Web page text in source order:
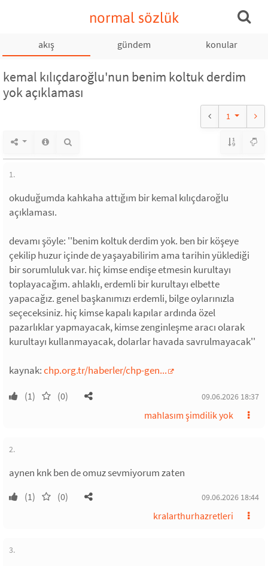
normal sözlük
akış gündem konular
kemal kılıçdaroğlu'nun benim koltuk derdim
yok açıklaması
1
1.
okuduğumda kahkaha attığım bir kemal kılıçdaroğlu
açıklaması.
devamı şöyle: ''benim koltuk derdim yok. ben bir köşeye
çekilip huzur içinde de yaşayabilirim ama tarihin yüklediği
bir sorumluluk var. hiç kimse endişe etmesin kurultayı
toplayacağım. ahlaklı, erdemli bir kurultayı elbette
yapacağız. genel başkanımızı erdemli, bilge oylarınızla
seçeceksiniz. hiç kimse kapalı kapılar ardında özel
pazarlıklar yapmayacak, kimse zenginleşme aracı olarak
kurultayı kullanmayacak, dolarlar havada savrulmayacak''
kaynak:chp.org.tr/haberler/chp-gen...
(1) (0) 09.06.2026 18:37
mahlasım şimdilik yok
2.
aynen knk ben de omuz sevmiyorum zaten
(1) (0) 09.06.2026 18:44
kralarthurhazretleri
3.